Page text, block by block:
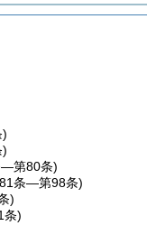
第80条)
条―第98条)
)
条)